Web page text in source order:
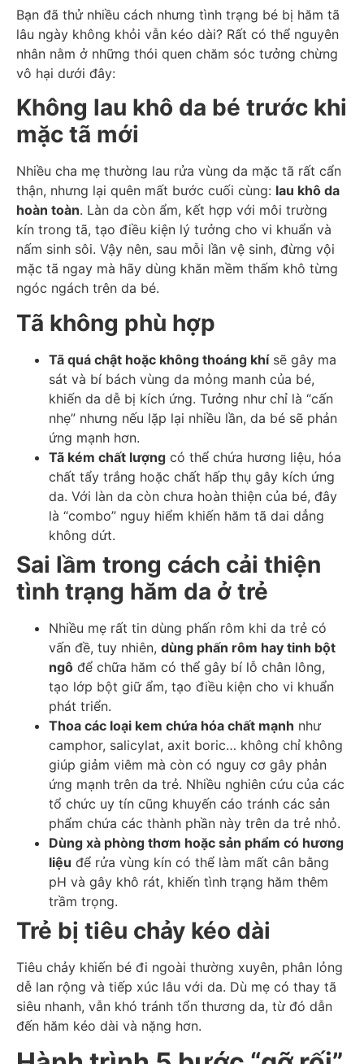
Bạn đã thử nhiều cách nhưng tình trạng bé bị hăm tã
lâu ngày không khỏi vẫn kéo dài? Rất có thể nguyên
nhân nằm ở những thói quen chăm sóc tưởng chừng
vô hại dưới đây:
Không lau khô da bé trước khi
mặc tã mới
Nhiều cha mẹ thường lau rửa vùng da mặc tã rất cẩn
thận, nhưng lại quên mất bước cuối cùng: lau khô da
hoàn toàn. Làn da còn ẩm, kết hợp với môi trường
kín trong tã, tạo điều kiện lý tưởng cho vi khuẩn và
nấm sinh sôi. Vậy nên, sau mỗi lần vệ sinh, đừng vội
mặc tã ngay mà hãy dùng khăn mềm thấm khô từng
ngóc ngách trên da bé.
Tã không phù hợp
Tã quá chật hoặc không thoáng khísẽ gây ma
sát và bí bách vùng da mỏng manh của bé,
khiến da dễ bị kích ứng. Tưởng như chỉ là “cấn
nhẹ” nhưng nếu lặp lại nhiều lần, da bé sẽ phản
ứng mạnh hơn.
Tã kém chất lượng có thể chứa hương liệu, hóa
chất tẩy trắng hoặc chất hấp thụ gây kích ứng
da. Với làn da còn chưa hoàn thiện của bé, đây
là “combo” nguy hiểm khiến hăm tã dai dẳng
không dứt.
Sai lầm trong cách cải thiện
tình trạng hăm da ở trẻ
Nhiều mẹ rất tin dùng phấn rôm khi da trẻ có
vấn đề, tuy nhiên, dùng phấn rôm hay tinh bột
ngô để chữa hăm có thể gây bí lỗ chân lông,
tạo lớp bột giữ ẩm, tạo điều kiện cho vi khuẩn
phát triển.
Thoa các loại kem chứa hóa chất mạnh như
camphor, salicylat, axit boric… không chỉ không
giúp giảm viêm mà còn có nguy cơ gây phản
ứng mạnh trên da trẻ. Nhiều nghiên cứu của các
tổ chức uy tín cũng khuyến cáo tránh các sản
phẩm chứa các thành phần này trên da trẻ nhỏ.
Dùng xà phòng thơm hoặc sản phẩm có hương
liệu để rửa vùng kín có thể làm mất cân bằng
pH và gây khô rát, khiến tình trạng hăm thêm
trầm trọng.
Trẻ bị tiêu chảy kéo dài
Tiêu chảy khiến bé đi ngoài thường xuyên, phân lỏng
dễ lan rộng và tiếp xúc lâu với da. Dù mẹ có thay tã
siêu nhanh, vẫn khó tránh tổn thương da, từ đó dẫn
đến hăm kéo dài và nặng hơn.